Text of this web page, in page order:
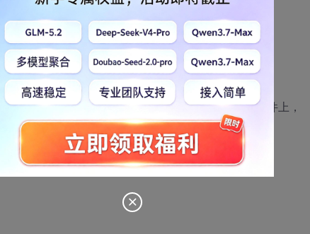
只想用最基本的东西，这难道很难吗？
后，无法把选择的文件及路径显示在FileUpload控件上，